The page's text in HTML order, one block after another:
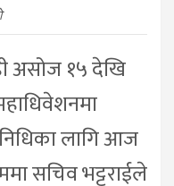
असोज १५ देखि
लागि आज
सचिव भट्टराईले